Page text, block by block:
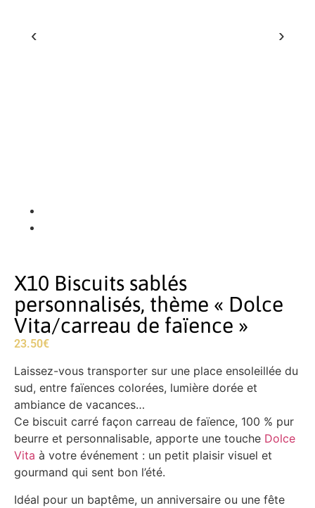
X10 Biscuits sablés
personnalisés, thème « Dolce
Vita/carreau de faïence »
23.50€
Laissez-vous transporter sur une place ensoleillée du
sud, entre faïences colorées, lumière dorée et
ambiance de vacances…
Ce biscuit carré façon carreau de faïence, 100 % pur
beurre et personnalisable, apporte une touche Dolce
Vita à votre événement : un petit plaisir visuel et
gourmand qui sent bon l’été.
Idéal pour un baptême, un anniversaire ou une fête